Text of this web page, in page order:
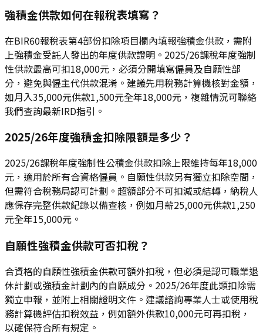
強積金供款如何在報稅表填寫？
在BIR60報稅表第4部份扣除項目欄內填報強積金供款，需附
上強積金受託人發出的年度供款證明。2025/26課稅年度強制
性供款最高可扣18,000元，必須分開填寫僱員及自願性部
分，避免與僱主代供款混淆。建議先用稅務計算機核對金額，
如月入35,000元供款1,500元全年18,000元，複雜情況可聯絡
我們查詢最新IRD指引。
2025/26年度強積金扣除限額是多少？
2025/26課稅年度強制性公積金供款扣除上限維持每年18,000
元，適用於所有合資格僱員。自願性供款另有獨立扣除空間，
但需符合稅務局認可計劃。超額部分不可扣減或結轉，納稅人
應保存完整供款紀錄以備查核，例如月薪25,000元供款1,250
元全年15,000元。
自願性強積金供款可否扣稅？
合資格的自願性強積金供款可額外扣稅，但必須是認可職業退
休計劃或強積金計劃內的自願成分。2025/26年度此類扣除需
獨立申報，並附上相關證明文件。建議諮詢專業人士或使用稅
務計算機評估扣稅效益，例如額外供款10,000元可再扣稅，
以確保符合所有規定。